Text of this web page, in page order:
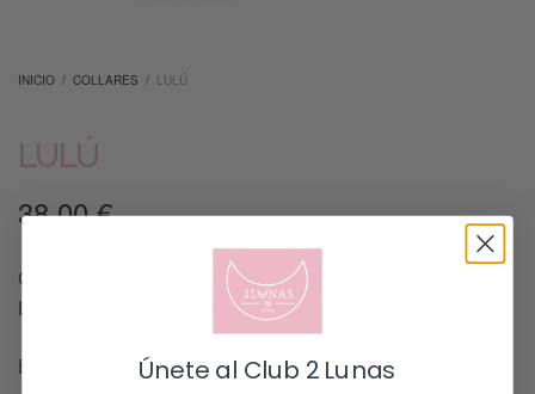
INICIO / COLLARES / LULÚ
LULÚ
38.00€
Collar de eslabones de acero con baño de oro de 18 k.
Longitud 40 cm. Grosor 8 mm. Cierre mosquetón
HAY EXISTENCIASÚnete al Club 2 Lunas